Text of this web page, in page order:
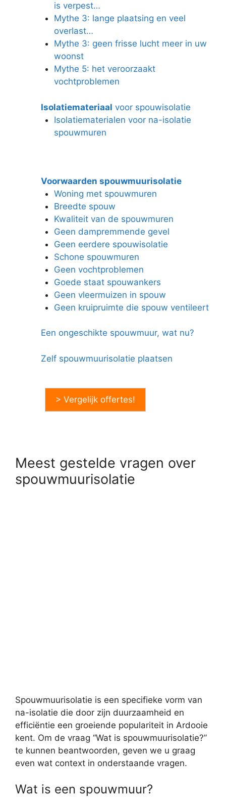
is verpest…
Mythe 3: lange plaatsing en veel
overlast…
Mythe 3: geen frisse lucht meer in uw
woonst
Mythe 5: het veroorzaakt
vochtproblemen
Isolatiemateriaal voor spouwisolatie
Isolatiematerialen voor na-isolatie
spouwmuren
Voorwaarden spouwmuurisolatie
Woning met spouwmuren
Breedte spouw
Kwaliteit van de spouwmuren
Geen dampremmende gevel
Geen eerdere spouwisolatie
Schone spouwmuren
Geen vochtproblemen
Goede staat spouwankers
Geen vleermuizen in spouw
Geen kruipruimte die spouw ventileert
Een ongeschikte spouwmuur, wat nu?
Zelf spouwmuurisolatie plaatsen
> Vergelijk offertes!
Meest gestelde vragen over
spouwmuurisolatie
Spouwmuurisolatie is een specifieke vorm van
na-isolatie die door zijn duurzaamheid en
efficiëntie een groeiende populariteit in Ardooie
kent. Om de vraag “Wat is spouwmuurisolatie?”
te kunnen beantwoorden, geven we u graag
even wat context in onderstaande vragen.
Wat is een spouwmuur?